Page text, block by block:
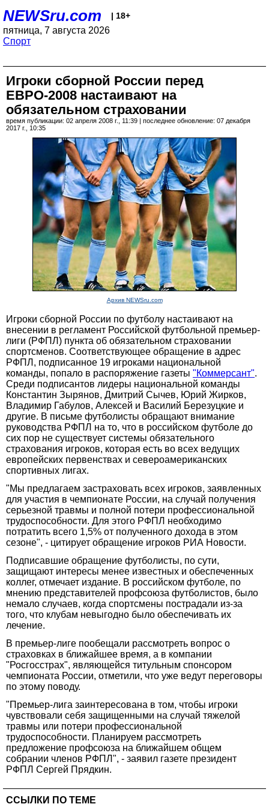
NEWSru.com | 18+
пятница, 7 августа 2026
Спорт
Игроки сборной России перед
ЕВРО-2008 настаивают на
обязательном страховании
время публикации: 02 апреля 2008 г., 11:39 | последнее обновление: 07 декабря
2017 г., 10:35
Архив NEWSru.com
Игроки сборной России по футболу настаивают на
внесении в регламент Российской футбольной премьер-
лиги (РФПЛ) пункта об обязательном страховании
спортсменов. Соответствующее обращение в адрес
РФПЛ, подписанное 19 игроками национальной
команды, попало в распоряжение газеты "Коммерсант".
Среди подписантов лидеры национальной команды
Константин Зырянов, Дмитрий Сычев, Юрий Жирков,
Владимир Габулов, Алексей и Василий Березуцкие и
другие. В письме футболисты обращают внимание
руководства РФПЛ на то, что в российском футболе до
сих пор не существует системы обязательного
страхования игроков, которая есть во всех ведущих
европейских первенствах и североамериканских
спортивных лигах.
"Мы предлагаем застраховать всех игроков, заявленных
для участия в чемпионате России, на случай получения
серьезной травмы и полной потери профессиональной
трудоспособности. Для этого РФПЛ необходимо
потратить всего 1,5% от полученного дохода в этом
сезоне", - цитирует обращение игроков РИА Новости.
Подписавшие обращение футболисты, по сути,
защищают интересы менее известных и обеспеченных
коллег, отмечает издание. В российском футболе, по
мнению представителей профсоюза футболистов, было
немало случаев, когда спортсмены пострадали из-за
того, что клубам невыгодно было обеспечивать их
лечение.
В премьер-лиге пообещали рассмотреть вопрос о
страховках в ближайшее время, а в компании
"Росгосстрах", являющейся титульным спонсором
чемпионата России, отметили, что уже ведут переговоры
по этому поводу.
"Премьер-лига заинтересована в том, чтобы игроки
чувствовали себя защищенными на случай тяжелой
травмы или потери профессиональной
трудоспособности. Планируем рассмотреть
предложение профсоюза на ближайшем общем
собрании членов РФПЛ", - заявил газете президент
РФПЛ Сергей Прядкин.
ССЫЛКИ ПО ТЕМЕ